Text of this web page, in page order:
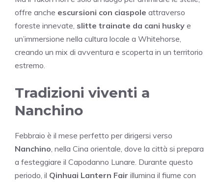
offre anche escursioni con ciaspole attraverso
foreste innevate, slitte trainate da cani husky e
un’immersione nella cultura locale a Whitehorse,
creando un mix di avventura e scoperta in un territorio
estremo.
Tradizioni viventi a
Nanchino
Febbraio è il mese perfetto per dirigersi verso
Nanchino , nella Cina orientale, dove la città si prepara
a festeggiare il Capodanno Lunare. Durante questo
periodo, il Qinhuai Lantern Fair illumina il fiume con